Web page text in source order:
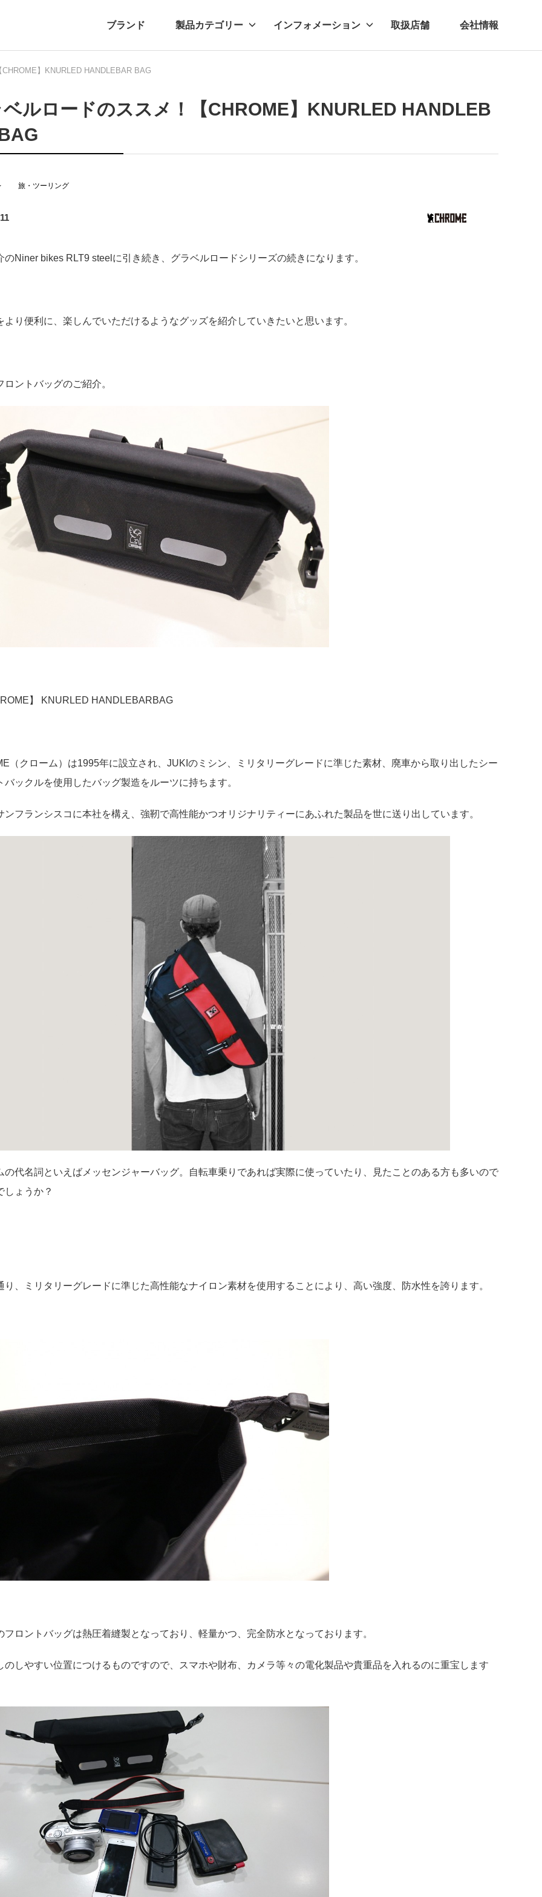
ブランド 製品カテゴリー
車 自転車パーツ アクセサリー
インフォメーション
ース プレスリリース
取扱店舗 会社情報
】KNURLED HANDLEBAR BAG
ルロードのススメ！【CHROME】KNURLED HANDLEB
旅・ツーリング
のNiner bikes RLT9 steelに引き続き、グラベルロードシリーズの続きになります。
より便利に、楽しんでいただけるようなグッズを紹介していきたいと思います。
ロントバッグのご紹介。
】 KNURLED HANDLEBARBAG
（クローム）は1995年に設立され、JUKIのミシン、ミリタリーグレードに準じた素材、廃車から取り出したシー
バックルを使用したバッグ製造をルーツに持ちます。
ンフランシスコに本社を構え、強靭で高性能かつオリジナリティーにあふれた製品を世に送り出しています。
の代名詞といえばメッセンジャーバッグ。自転車乗りであれば実際に使っていたり、見たことのある方も多いので
しょうか？
り、ミリタリーグレードに準じた高性能なナイロン素材を使用することにより、高い強度、防水性を誇ります。
フロントバッグは熱圧着縫製となっており、軽量かつ、完全防水となっております。
のしやすい位置につけるものですので、スマホや財布、カメラ等々の電化製品や貴重品を入れるのに重宝します